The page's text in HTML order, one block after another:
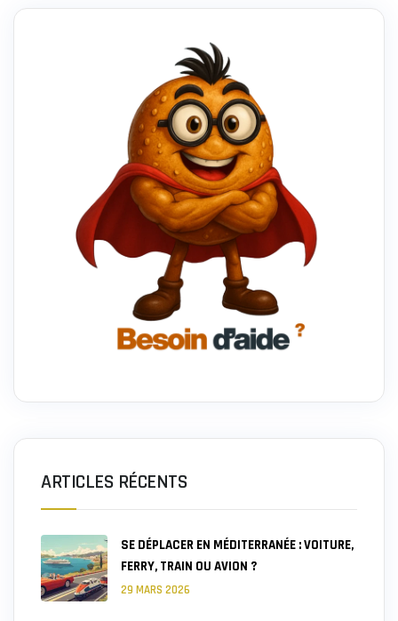
ARTICLES RÉCENTS
SE DÉPLACER EN MÉDITERRANÉE : VOITURE,
FERRY, TRAIN OU AVION ?
29 MARS 2026